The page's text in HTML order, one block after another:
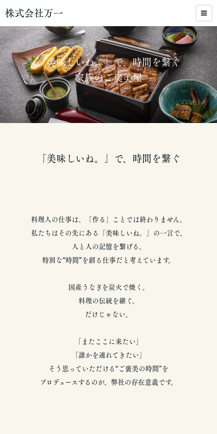
株式会社万一
「美味しいね。」で、時間を繋ぐ
家族のご褒美屋
「美味しいね。」で、時間を繋ぐ
料理人の仕事は、「作る」ことでは終わりません。
私たちはその先にある「美味しいね。」の一言で、
人と人の記憶を繋げる、
特別な“時間”を創る仕事だと考えています。
国産うなぎを炭火で焼く。
料理の伝統を継ぐ。
だけじゃない。
「またここに来たい」
「誰かを連れてきたい」
そう思っていただける“ご褒美の時間”を
プロデュースするのが、弊社の存在意義です。